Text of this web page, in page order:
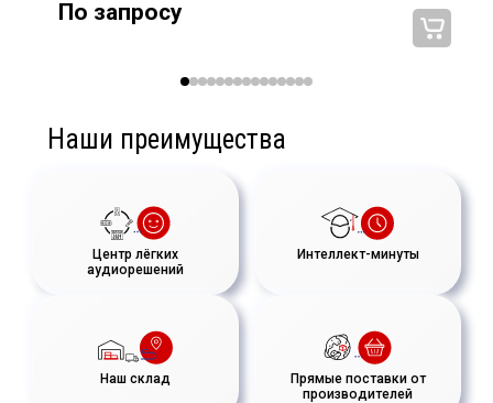
Встроенный подвес, сопряжение с рамой VR12-HB и
сабвуфером VR12S
По запросу
Наши преимущества
Центр лёгких
аудиорешений
Интеллект-минуты
Наш склад
Прямые поставки от
производителей